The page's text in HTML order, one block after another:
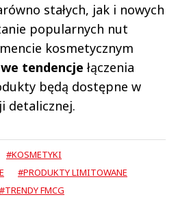
stałych, jak i nowych
popularnych nut
kosmetycznym
tendencje łączenia
będą dostępne w
detalicznej.
#KOSMETYKI
#PRODUKTY LIMITOWANE
#TRENDY FMCG